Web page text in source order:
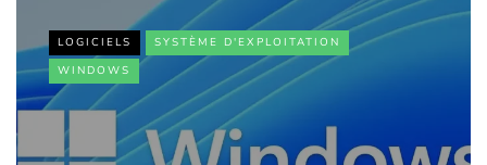
LOGICIELS
SYSTÈME D'EXPLOITATION
WINDOWS